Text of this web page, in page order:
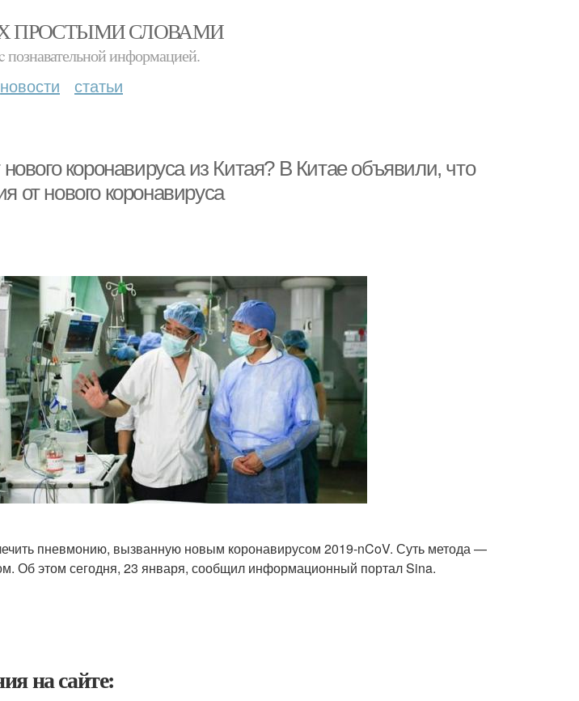
ПРОСТЫМИ СЛОВАМИ
информацией.
новости статьи
коронавируса из Китая? В Китае объявили, что
от нового коронавируса
пневмонию, вызванную новым коронавирусом 2019-nCoV. Суть метода —
Об этом сегодня, 23 января, сообщил информационный портал Sina.
на сайте: